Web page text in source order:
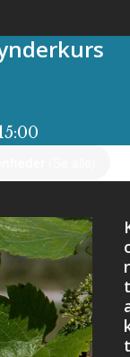
t
t